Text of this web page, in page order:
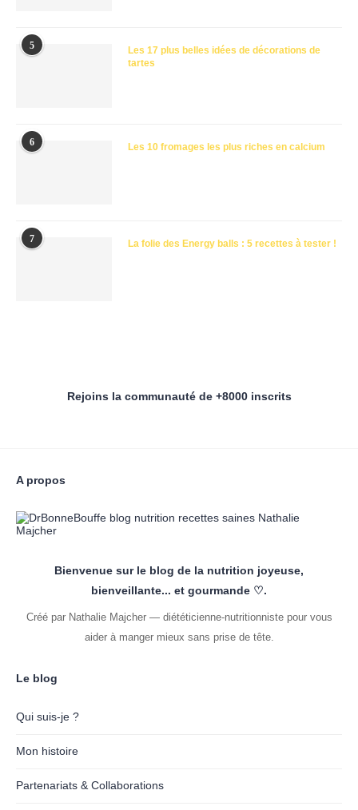
5
Les 17 plus belles idées de décorations de
tartes
6 Les 10 fromages les plus riches en calcium
7 La folie des Energy balls : 5 recettes à tester !
Rejoins la communauté de +8000 inscrits
A propos
Bienvenue sur le blog de la nutrition joyeuse,
bienveillante... et gourmande ♡.
Créé par Nathalie Majcher — diététicienne-nutritionniste pour vous
aider à manger mieux sans prise de tête.
Le blog
Qui suis-je ?
Mon histoire
Partenariats & Collaborations